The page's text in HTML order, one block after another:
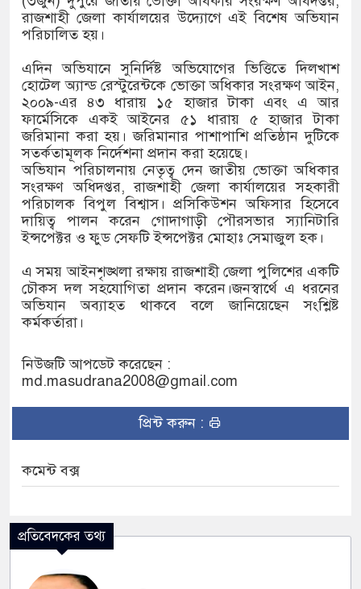
মামলায় তিনজনের যাবজ্জীবন
রাজশাহী জেলা কার্যালয়ের উদ্যোগে এই বিশেষ অভিযান
পরিচালিত হয়।
এদিন অভিযানে সুনির্দিষ্ট অভিযোগের ভিত্তিতে দিলখাশ
হোটেল অ্যান্ড রেস্টুরেন্টকে ভোক্তা অধিকার সংরক্ষণ আইন,
২০০৯-এর ৪৩ ধারায় ১৫ হাজার টাকা এবং এ আর
ফার্মেসিকে একই আইনের ৫১ ধারায় ৫ হাজার টাকা
জরিমানা করা হয়। জরিমানার পাশাপাশি প্রতিষ্ঠান দুটিকে
সতর্কতামূলক নির্দেশনা প্রদান করা হয়েছে।
অভিযান পরিচালনায় নেতৃত্ব দেন জাতীয় ভোক্তা অধিকার
সংরক্ষণ অধিদপ্তর, রাজশাহী জেলা কার্যালয়ের সহকারী
পরিচালক বিপুল বিশ্বাস। প্রসিকিউশন অফিসার হিসেবে
দায়িত্ব পালন করেন গোদাগাড়ী পৌরসভার স্যানিটারি
ইন্সপেক্টর ও ফুড সেফটি ইন্সপেক্টর মোহাঃ সেমাজুল হক।
এ সময় আইনশৃঙ্খলা রক্ষায় রাজশাহী জেলা পুলিশের একটি
চৌকস দল সহযোগিতা প্রদান করেন।জনস্বার্থে এ ধরনের
অভিযান অব্যাহত থাকবে বলে জানিয়েছেন সংশ্লিষ্ট
কর্মকর্তারা।
নিউজটি আপডেট করেছেন :
md.masudrana2008@gmail.com
প্রিন্ট করুন :
কমেন্ট বক্স
প্রতিবেদকের তথ্য